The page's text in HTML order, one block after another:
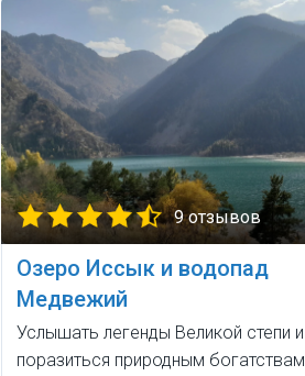
9 отзывов
Озеро Иссык и водопад
Медвежий
Услышать легенды Великой степи и
поразиться природным богатствам